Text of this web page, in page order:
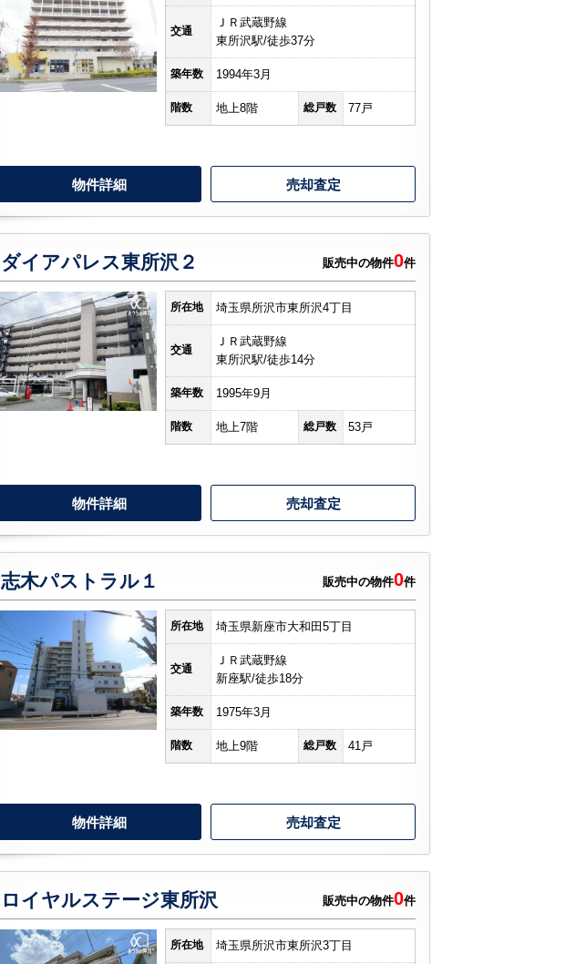
交通
ＪＲ武蔵野線
東所沢駅/徒歩37分
築年数 1994年3月
階数 地上8階 総戸数 77戸
物件詳細 売却査定
ダイアパレス東所沢２ 販売中の物件0件
所在地 埼玉県所沢市東所沢4丁目
交通
ＪＲ武蔵野線
東所沢駅/徒歩14分
築年数 1995年9月
階数 地上7階 総戸数 53戸
物件詳細 売却査定
志木パストラル１ 販売中の物件0件
所在地 埼玉県新座市大和田5丁目
交通
ＪＲ武蔵野線
新座駅/徒歩18分
築年数 1975年3月
階数 地上9階 総戸数 41戸
物件詳細 売却査定
ロイヤルステージ東所沢 販売中の物件0件
所在地 埼玉県所沢市東所沢3丁目